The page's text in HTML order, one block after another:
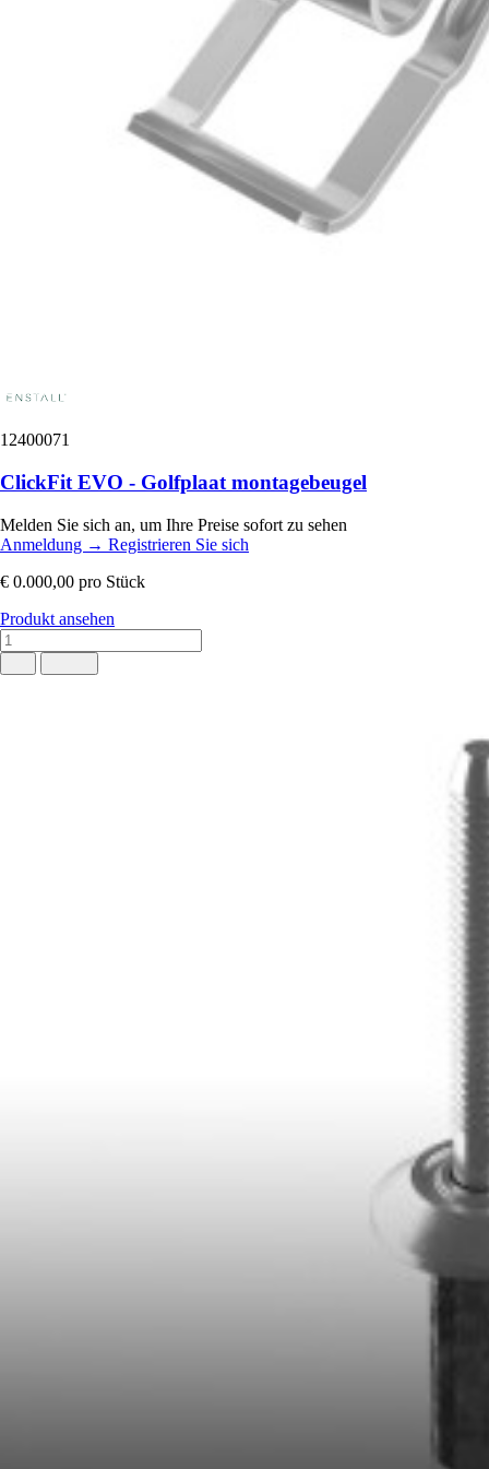
12400071
ClickFit EVO - Golfplaat montagebeugel
Melden Sie sich an, um Ihre Preise sofort zu sehen
Anmeldung → Registrieren Sie sich
€ 0.000,00 pro Stück
Produkt ansehen